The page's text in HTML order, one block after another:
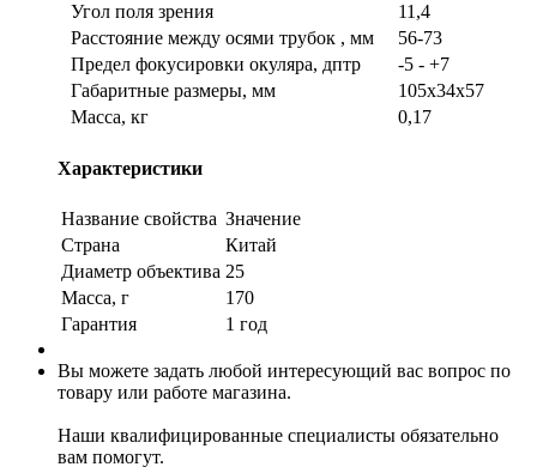
Угол поля зрения
11,4
Расстояние между осями трубок , мм
56-73
Предел фокусировки окуляра, дптр
-5 - +7
Габаритные размеры, мм
105х34х57
Масса, кг
0,17
Характеристики
Название свойства Значение
Страна
Китай
Диаметр объектива 25
Масса, г
170
Гарантия
1 год
Вы можете задать любой интересующий вас вопрос по
товару или работе магазина.
Наши квалифицированные специалисты обязательно
вам помогут.